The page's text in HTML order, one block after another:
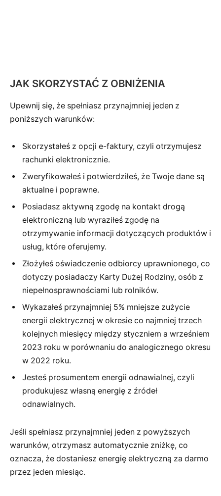
JAK SKORZYSTAĆ Z OBNIŻENIA
Upewnij się, że spełniasz przynajmniej jeden z
poniższych warunków:
Skorzystałeś z opcji e-faktury, czyli otrzymujesz
rachunki elektronicznie.
Zweryfikowałeś i potwierdziłeś, że Twoje dane są
aktualne i poprawne.
Posiadasz aktywną zgodę na kontakt drogą
elektroniczną lub wyraziłeś zgodę na
otrzymywanie informacji dotyczących produktów i
usług, które oferujemy.
Złożyłeś oświadczenie odbiorcy uprawnionego, co
dotyczy posiadaczy Karty Dużej Rodziny, osób z
niepełnosprawnościami lub rolników.
Wykazałeś przynajmniej 5% mniejsze zużycie
energii elektrycznej w okresie co najmniej trzech
kolejnych miesięcy między styczniem a wrześniem
2023 roku w porównaniu do analogicznego okresu
w 2022 roku.
Jesteś prosumentem energii odnawialnej, czyli
produkujesz własną energię z źródeł
odnawialnych.
Jeśli spełniasz przynajmniej jeden z powyższych
warunków, otrzymasz automatycznie zniżkę, co
oznacza, że dostaniesz energię elektryczną za darmo
przez jeden miesiąc.